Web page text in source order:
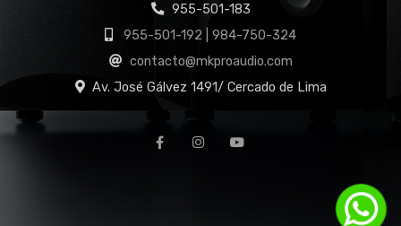
955-501-183
955-501-192 | 984-750-324
contacto@mkproaudio.com
Av. José Gálvez 1491/ Cercado de Lima